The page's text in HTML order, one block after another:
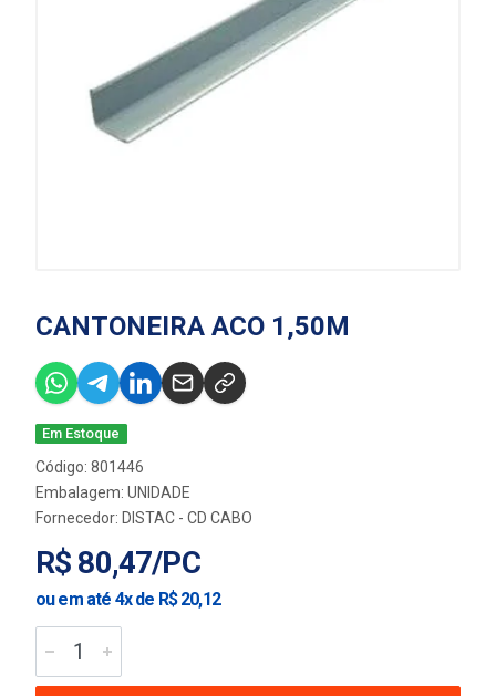
CANTONEIRA ACO 1,50M
Em Estoque
Código: 801446
Embalagem: UNIDADE
Fornecedor: DISTAC - CD CABO
R$ 80,47/PC
ou em até 4x de R$ 20,12